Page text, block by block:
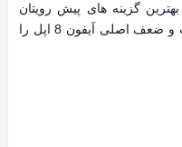
8 اپل یکی از بهترین گزینه های پیش رویتان
خواهد بود. در ادامه برخی از نقاط قوت و ضعف اصلی آیفون 8 اپل را